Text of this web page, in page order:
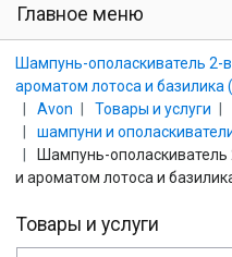
Главное меню
Шампунь-ополаскиватель 2-
ароматом лотоса и базилика
Avon
Товары и услуги
шампуни и
Шампунь-
и ароматом лотоса и
Товары и услуги